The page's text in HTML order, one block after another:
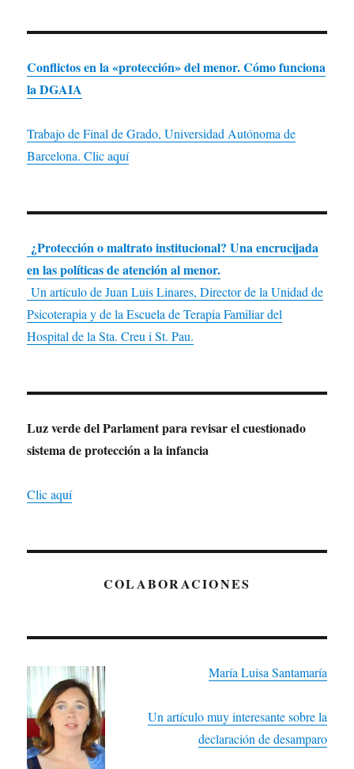
Conflictos en la «protección» del menor. Cómo funciona
la DGAIA
Trabajo de Final de Grado, Universidad Autónoma de
Barcelona. Clic aquí
¿Protección o maltrato institucional? Una encrucijada
en las políticas de atención al menor.
Un artículo de Juan Luis Linares, Director de la Unidad de
Psicoterapia y de la Escuela de Terapia Familiar del
Hospital de la Sta. Creu i St. Pau.
Luz verde del Parlament para revisar el cuestionado
sistema de protección a la infancia
Clic aquí
COLABORACIONES
María Luisa Santamaría
Un artículo muy interesante sobre la
declaración de desamparo